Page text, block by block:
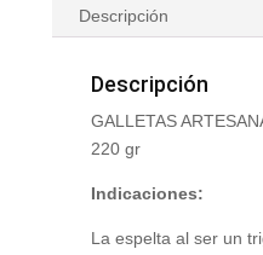
Descripción
Descripción
GALLETAS
220 gr
Indicaciones:
La espelta al ser un